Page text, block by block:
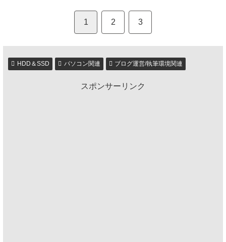
1 2 3
HDD＆SSD パソコン関連 ブログ運営/執筆環境関連
スポンサーリンク